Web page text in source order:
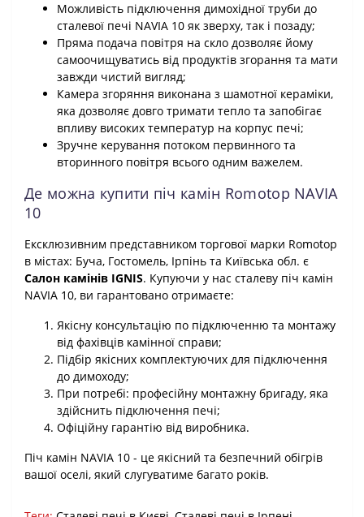
Можливість підключення димохідної труби до
сталевої печі NAVIA 10 як зверху, так і позаду;
Пряма подача повітря на скло дозволяє йому
самоочищуватись від продуктів згорання та мати
завжди чистий вигляд;
Камера згоряння виконана з шамотної кераміки,
яка дозволяє довго тримати тепло та запобігає
впливу високих температур на корпус печі;
Зручне керування потоком первинного та
вторинного повітря всього одним важелем.
Де можна купити піч камін Romotop NAVIA
10
Ексклюзивним представником торгової марки Romotop
в містах: Буча, Гостомель, Ірпінь та Київська обл. є
Салон камінів IGNIS. Купуючи у нас сталеву піч камін
NAVIA 10, ви гарантовано отримаєте:
Якісну консультацію по підключенню та монтажу
від фахівців камінної справи;
Підбір якісних комплектуючих для підключення
до димоходу;
При потребі: професійну монтажну бригаду, яка
здійснить підключення печі;
Офіційну гарантію від виробника.
Піч камін NAVIA 10 - це якісний та безпечний обігрів
вашої оселі, який слугуватиме багато років.